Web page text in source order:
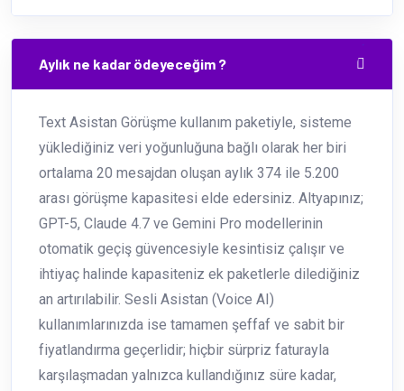
Aylık ne kadar ödeyeceğim ?
Text Asistan Görüşme kullanım paketiyle, sisteme
yüklediğiniz veri yoğunluğuna bağlı olarak her biri
ortalama 20 mesajdan oluşan aylık 374 ile 5.200
arası görüşme kapasitesi elde edersiniz. Altyapınız;
GPT-5, Claude 4.7 ve Gemini Pro modellerinin
otomatik geçiş güvencesiyle kesintisiz çalışır ve
ihtiyaç halinde kapasiteniz ek paketlerle dilediğiniz
an artırılabilir. Sesli Asistan (Voice AI)
kullanımlarınızda ise tamamen şeffaf ve sabit bir
fiyatlandırma geçerlidir; hiçbir sürpriz faturayla
karşılaşmadan yalnızca kullandığınız süre kadar,